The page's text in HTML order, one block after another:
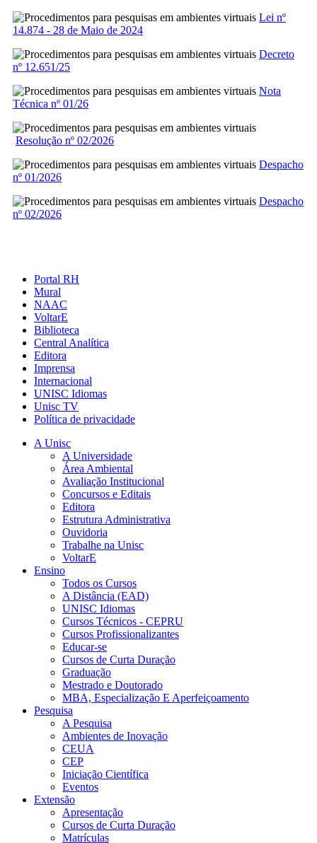
Lei nº
14.874 - 28 de Maio de 2024
Decreto
nº 12.651/25
Nota
Técnica nº 01/26
Resolução nº 02/2026
Despacho
nº 01/2026
Despacho
nº 02/2026
Portal RH
Mural
NAAC
VoltarE
Biblioteca
Central Analítica
Editora
Imprensa
Internacional
UNISC Idiomas
Unisc TV
Política de privacidade
A Unisc
A Universidade
Área Ambiental
Avaliação Institucional
Concursos e Editais
Editora
Estrutura Administrativa
Ouvidoria
Trabalhe na Unisc
VoltarE
Ensino
Todos os Cursos
A Distância (EAD)
UNISC Idiomas
Cursos Técnicos - CEPRU
Cursos Profissionalizantes
Educar-se
Cursos de Curta Duração
Graduação
Mestrado e Doutorado
MBA, Especialização E Aperfeiçoamento
Pesquisa
A Pesquisa
Ambientes de Inovação
CEUA
CEP
Iniciação Científica
Eventos
Extensão
Apresentação
Cursos de Curta Duração
Matrículas